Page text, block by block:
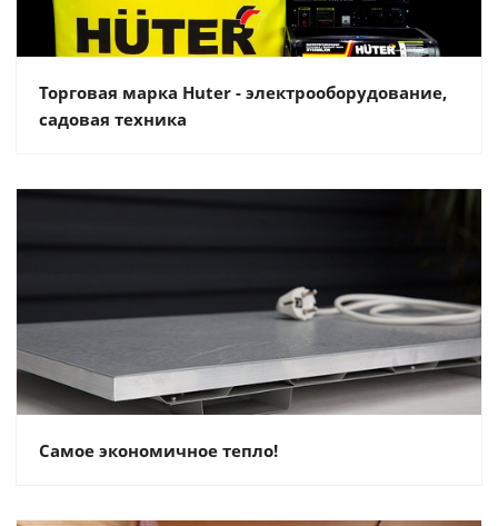
Торговая марка Huter - электрооборудование,
садовая техника
Самое экономичное тепло!